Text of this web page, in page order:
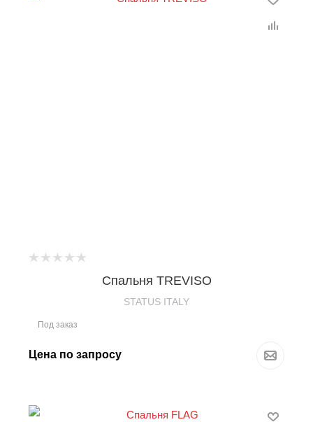
Спальня TREVISO
STATUS ITALY
Под заказ
Цена по запросу